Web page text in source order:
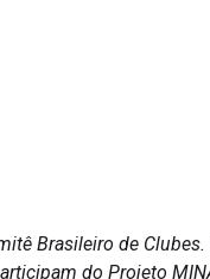
Brasileiro de
do Projeto